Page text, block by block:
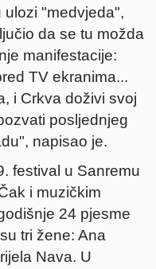
ulozi "medvjeda",
da se tu možda
manifestacije:
TV ekranima...
i Crkva doživi svoj
posljednjeg
napisao je.
festival u Sanremu
i muzičkim
24 pjesme
tri žene: Ana
Nava. U